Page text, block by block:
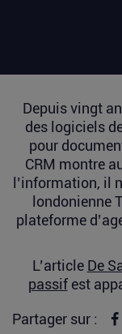
Depuis vingt
des logiciels
pour
CRM montre
l’information, il
londonienne
plateforme
L’article De
passifest
Partager sur :